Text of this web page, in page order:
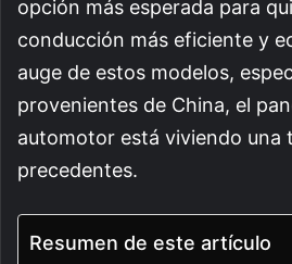
opción más esperada para
conducción más eficiente y
auge de estos modelos,
provenientes de China, el
automotor está viviendo una
precedentes.
Resumen de este artículo